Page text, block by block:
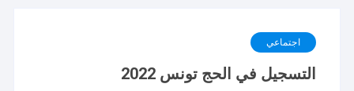
اجتماعي
التسجيل في الحج تونس 2022